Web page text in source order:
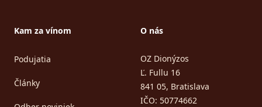
Kam za vínom
Podujatia
Články
O nás
OZ Dionýzos
Ľ. Fullu 16
841 05, Bratislava
IČO: 50774662